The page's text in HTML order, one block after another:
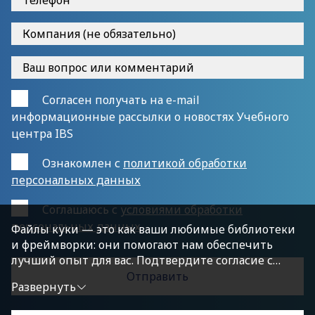
Согласен получать на e-mail
информационные рассылки о новостях Учебного
центра IBS
Ознакомлен с политикой обработки
персональных данных
Cоглашаюсь сусловиями обработки
персональных данных
Файлы куки — это как ваши любимые библиотеки
и фреймворки: они помогают нам обеспечить
лучший опыт для вас. Подтвердите согласие с
политикой конфиденциальности, нажав
«Принимаю условия», чтобы продолжить.
Развернуть